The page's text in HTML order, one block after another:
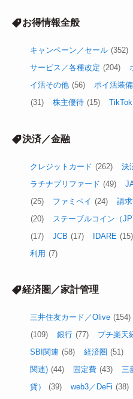
お得情報全般
キャンペーン／セール (352)
サービス／各種改定 (204)
イ活その他 (56) ポイ活装備
(31)
株主優待 (15)
決済／金融
クレジットカード (262) 決
ラチナプリファード (49)
(25)
ファミペイ (24) 請
(20)
ステーブルコイン（
(17)
JCB (17) IDARE (15)
利用 (7)
経済圏／家計管理
三井住友カード／Olive (154)
(109)
銀行 (77) プチ楽天
SBI関連 (58) 経済圏 (51)
関連) (44) 固定費 (43) 三
貨）
(39) web3／DeFi (38)